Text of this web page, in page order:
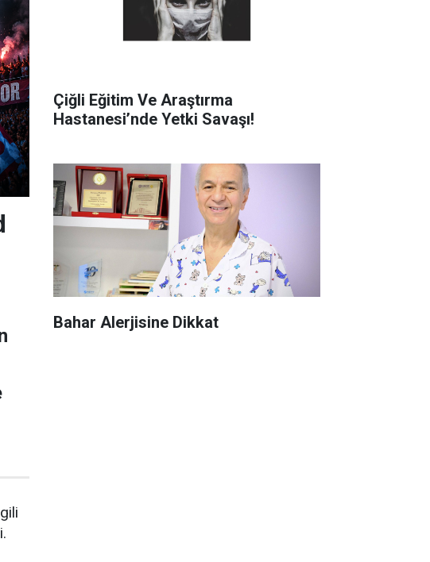
Çiğli Eğitim Ve Araştırma
Hastanesi’nde Yetki Savaşı!
Bahar Alerjisine Dikkat